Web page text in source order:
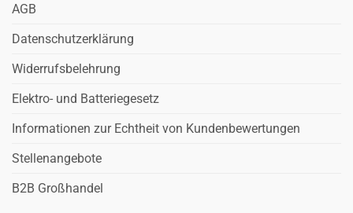
AGB
Datenschutzerklärung
Widerrufsbelehrung
Elektro- und Batteriegesetz
Informationen zur Echtheit von Kundenbewertungen
Stellenangebote
B2B Großhandel